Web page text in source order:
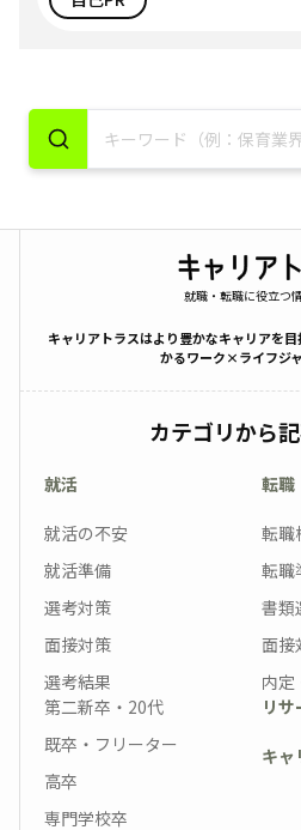
就職・転職に役立つ
キャリアトラスはより豊かなキャリアを
かるワーク×ライフジ
カテゴリから
就活
就活の不安
就活準備
選考対策
面接対策
選考結果
転職
転職
転職
書類
面接
内定
第二新卒・20代
既卒・フリーター
高卒
専門学校卒
リサ
キャ